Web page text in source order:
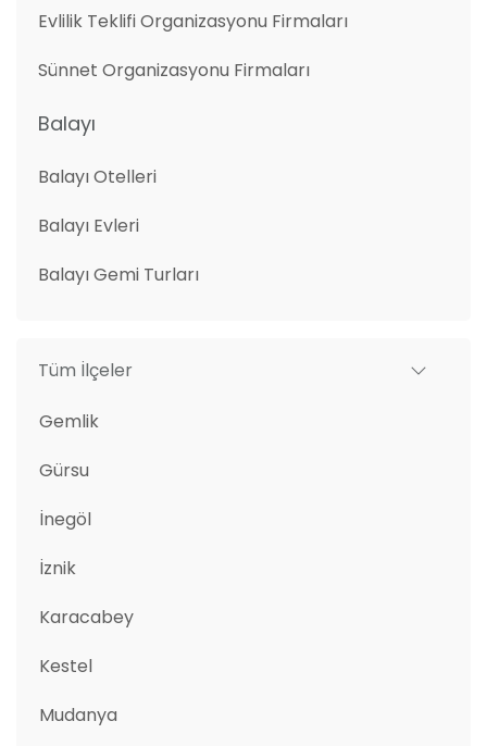
Evlilik Teklifi Organizasyonu Firmaları
Sünnet Organizasyonu Firmaları
Balayı
Balayı Otelleri
Balayı Evleri
Balayı Gemi Turları
Tüm İlçeler
Gemlik
Gürsu
İnegöl
İznik
Karacabey
Kestel
Mudanya